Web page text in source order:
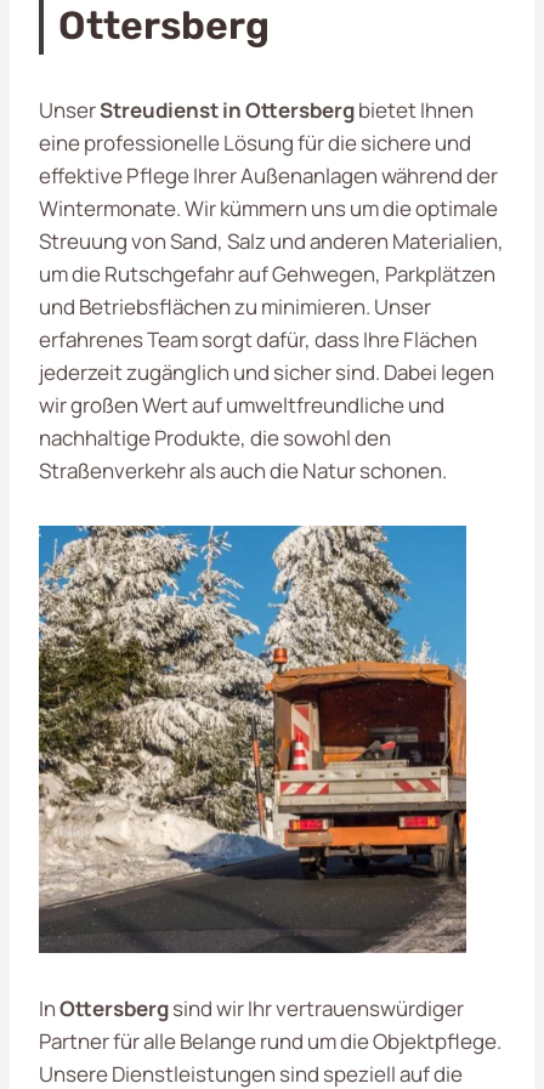
Ottersberg
UnserStreudienst in Ottersbergbietet Ihnen
eine professionelle Lösung für die sichere und
effektive Pflege Ihrer Außenanlagen während der
Wintermonate. Wir kümmern uns um die optimale
Streuung von Sand, Salz und anderen Materialien,
um die Rutschgefahr auf Gehwegen, Parkplätzen
und Betriebsflächen zu minimieren. Unser
erfahrenes Team sorgt dafür, dass Ihre Flächen
jederzeit zugänglich und sicher sind. Dabei legen
wir großen Wert auf umweltfreundliche und
nachhaltige Produkte, die sowohl den
Straßenverkehr als auch die Natur schonen.
InOttersbergsind wir Ihr vertrauenswürdiger
Partner für alle Belange rund um die Objektpflege.
Unsere Dienstleistungen sind speziell auf die